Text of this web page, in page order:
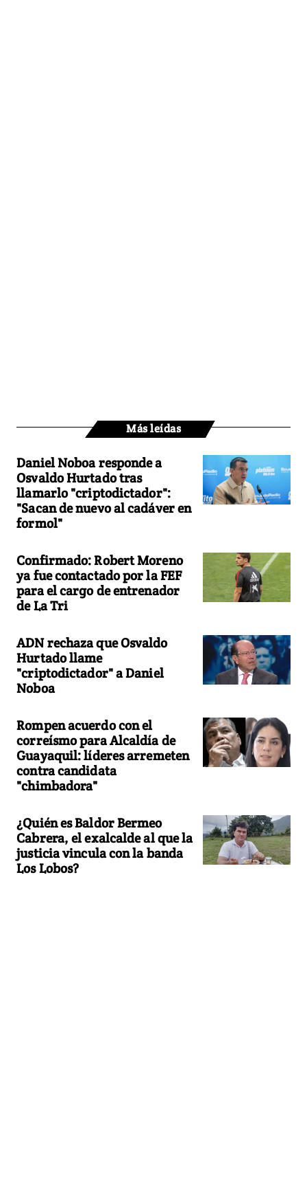
Más leídas
Daniel Noboa responde a
Osvaldo Hurtado tras
llamarlo "criptodictador":
"Sacan de nuevo al cadáver en
formol"
Confirmado: Robert Moreno
ya fue contactado por la FEF
para el cargo de entrenador
de La Tri
ADN rechaza que Osvaldo
Hurtado llame
"criptodictador" a Daniel
Noboa
Rompen acuerdo con el
correísmo para Alcaldía de
Guayaquil: líderes arremeten
contra candidata
"chimbadora"
¿Quién es Baldor Bermeo
Cabrera, el exalcalde al que la
justicia vincula con la banda
Los Lobos?